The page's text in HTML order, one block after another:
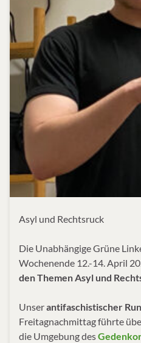
Asyl und Rechtsruck
Die Unabhängige Grüne
Wochenende 12.-14. April
den Themen Asyl und
Unserantifaschistischer
Freitagnachmittag führte
die Umgebung des